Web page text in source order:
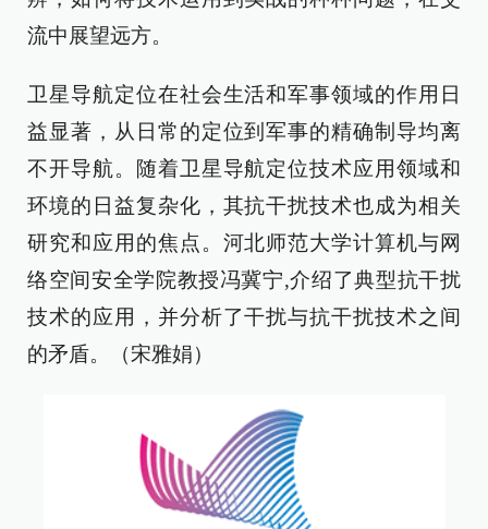
流中展望远方。
卫星导航定位在社会生活和军事领域的作用日
益显著，从日常的定位到军事的精确制导均离
不开导航。随着卫星导航定位技术应用领域和
环境的日益复杂化，其抗干扰技术也成为相关
研究和应用的焦点。河北师范大学计算机与网
络空间安全学院教授冯冀宁,介绍了典型抗干扰
技术的应用，并分析了干扰与抗干扰技术之间
的矛盾。（宋雅娟）